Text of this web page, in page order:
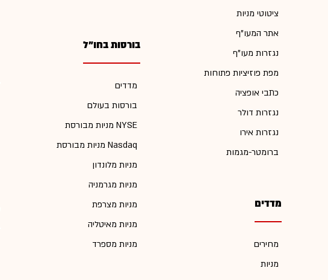
ציטוטי מניות
אתר המעו"ף
נגזרות מעו"ף
מפת פוזיציות פתוחות
כתבי אופציה
נגזרות דולר
נגזרות אירו
ברומטר-מגמות
מדדים
מחירים
מניות
בורסות בחו"ל
מדדים
בורסות בעולם
מניות מבורסת NYSE
מניות מבורסת Nasdaq
מניות מלונדון
מניות מגרמניה
מניות מצרפת
מניות מאיטליה
מניות מספרד